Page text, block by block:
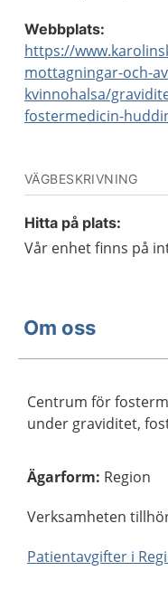
Webbplats:
https://
mottagningar-och-
kvinnohalsa/
fostermedicin-
VÄGBESKRIVNING
Hitta på plats:
Vår enhet finns på
Om oss
Centrum för
under graviditet,
Ägarform: Region
Verksamheten
Patientavgifter i